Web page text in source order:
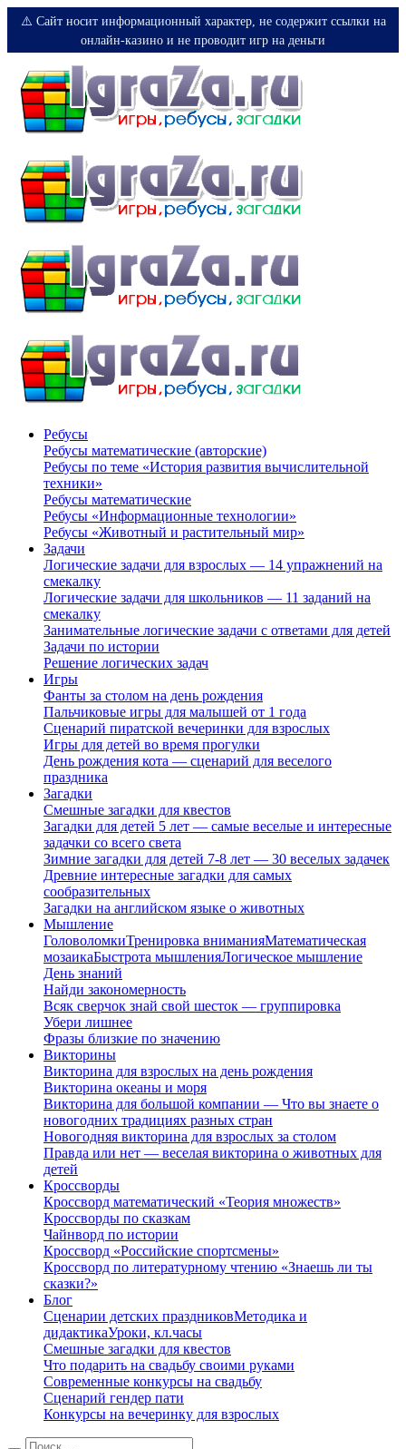
⚠️ Сайт носит информационный характер, не содержит ссылки на
онлайн-казино и не проводит игр на деньги
Ребусы
Ребусы математические (авторские)
Ребусы по теме «История развития вычислительной
техники»
Ребусы математические
Ребусы «Информационные технологии»
Ребусы «Животный и растительный мир»
Задачи
Логические задачи для взрослых — 14 упражнений на
смекалку
Логические задачи для школьников — 11 заданий на
смекалку
Занимательные логические задачи с ответами для детей
Задачи по истории
Решение логических задач
Игры
Фанты за столом на день рождения
Пальчиковые игры для малышей от 1 года
Сценарий пиратской вечеринки для взрослых
Игры для детей во время прогулки
День рождения кота — сценарий для веселого
праздника
Загадки
Смешные загадки для квестов
Загадки для детей 5 лет — самые веселые и интересные
задачки со всего света
Зимние загадки для детей 7-8 лет — 30 веселых задачек
Древние интересные загадки для самых
сообразительных
Загадки на английском языке о животных
Мышление
ГоловоломкиТренировка вниманияМатематическая
мозаикаБыстрота мышленияЛогическое мышление
День знаний
Найди закономерность
Всяк сверчок знай свой шесток — группировка
Убери лишнее
Фразы близкие по значению
Викторины
Викторина для взрослых на день рождения
Викторина океаны и моря
Викторина для большой компании — Что вы знаете о
новогодних традициях разных стран
Новогодняя викторина для взрослых за столом
Правда или нет — веселая викторина о животных для
детей
Кроссворды
Кроссворд математический «Теория множеств»
Кроссворды по сказкам
Чайнворд по истории
Кроссворд «Российские спортсмены»
Кроссворд по литературному чтению «Знаешь ли ты
сказки?»
Блог
Сценарии детских праздниковМетодика и
дидактикаУроки, кл.часы
Смешные загадки для квестов
Что подарить на свадьбу своими руками
Современные конкурсы на свадьбу
Сценарий гендер пати
Конкурсы на вечеринку для взрослых